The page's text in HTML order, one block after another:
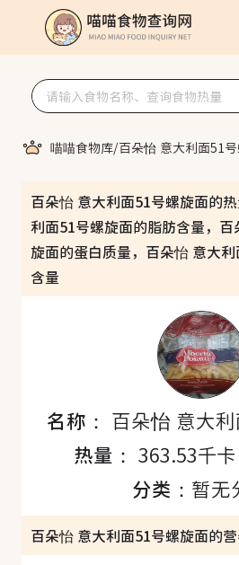
喵喵食物库/百朵怡 意大利面51
百朵怡 意大利面51号螺旋面的
利面51号螺旋面的脂肪含量，
旋面的蛋白质量，百朵怡 意大
含量
名称： 百朵怡 意大
热量：363.53千卡
分类： 暂无
百朵怡 意大利面51号螺旋面的